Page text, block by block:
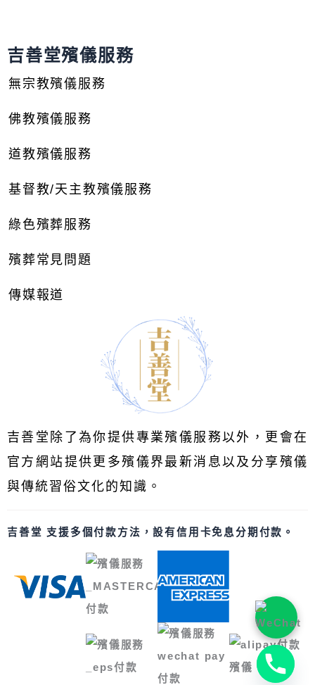
Luckindness
吉善堂除了為你提供專業殯儀服務以外，更會在
官方網站提供更多殯儀界最新消息以及分享殯儀
與傳統習俗文化的知識。
吉善堂 支援多個付款方法，設有信用卡免息分期付款。
吉善堂殯儀服務
無宗教殯儀服務
佛教殯儀服務
道教殯儀服務
基督教/天主教殯儀服務
綠色殯葬服務
殯葬常見問題
傳媒報道